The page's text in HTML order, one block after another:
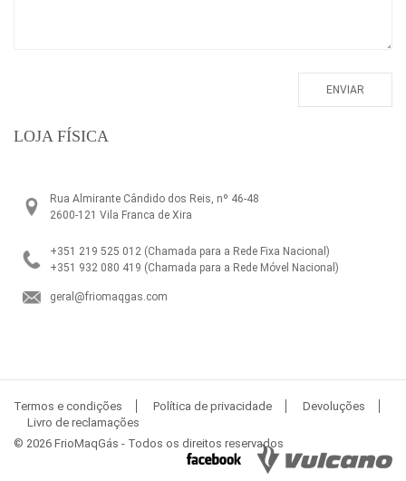
LOJA FÍSICA
Rua Almirante Cândido dos Reis, nº 46-48
2600-121 Vila Franca de Xira
+351 219 525 012 (Chamada para a Rede Fixa Nacional)
+351 932 080 419 (Chamada para a Rede Móvel Nacional)
geral@friomaqgas.com
Termos e condições Política de privacidade
Devoluções
Livro de reclamações
© 2026 FrioMaqGás - Todos os direitos reservados